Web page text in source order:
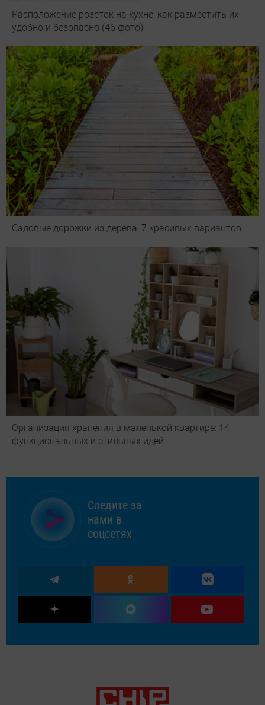
Расположение розеток на кухне: как разместить их
удобно и безопасно (46 фото)
Садовые дорожки из дерева: 7 красивых вариантов
Организация хранения в маленькой квартире: 14
функциональных и стильных идей
Следите за
нами в
соцсетях